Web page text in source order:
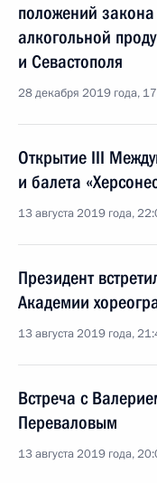
положений
алкогольной
и Севастополя
28 декабря 2019 года,
Открытие III
и балета
13 августа 2019 года,
Президент
Академии
13 августа 2019 года,
Встреча с
Переваловым
13 августа 2019 года,